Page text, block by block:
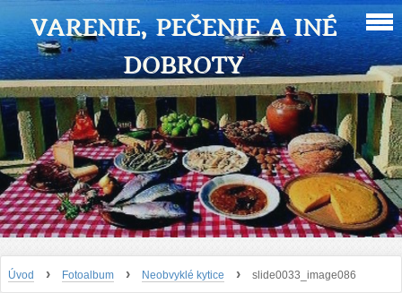
VARENIE, PEČENIE A INÉ
DOBROTY
Úvod › Fotoalbum › Neobvyklé kytice › slide0033_image086